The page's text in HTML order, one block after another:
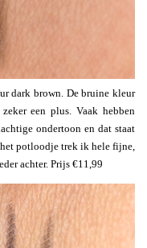
dark brown. De bruine kleur
een plus. Vaak hebben
ondertoon en dat staat
potloodje trek ik hele fijne,
achter. Prijs €11,99